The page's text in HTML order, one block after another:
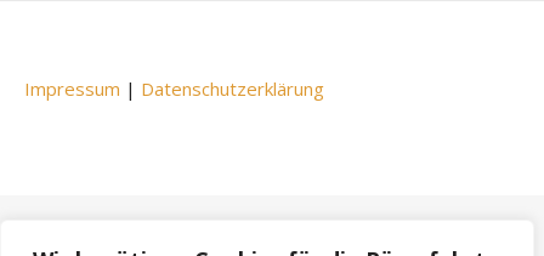
Impressum | Datenschutzerklärung